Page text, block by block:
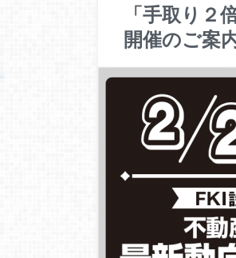
「手取り２
開催のご案